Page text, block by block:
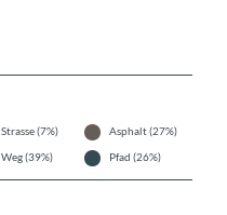
Strasse (7%)
Asphalt (27%)
Weg (39%)
Pfad (26%)